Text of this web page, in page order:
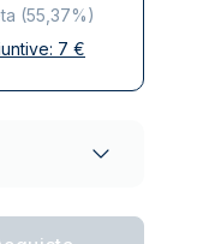
(55,37%)
7 €